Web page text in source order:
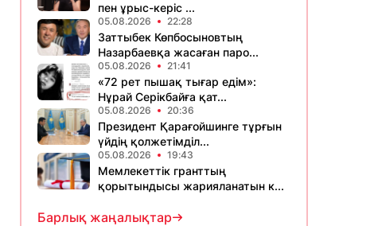
пен ұрыс-керіс ...
05.08.2026 22:28
Заттыбек Көпбосыновтың
Назарбаевқа жасаған паро...
05.08.2026 21:41
«72 рет пышақ тығар едім»:
Нұрай Серікбайға қат...
05.08.2026 20:36
Президент Қарағойшинге тұрғын
үйдің қолжетімділ...
05.08.2026 19:43
Мемлекеттік гранттың
қорытындысы жарияланатын к...
Барлық жаңалықтар